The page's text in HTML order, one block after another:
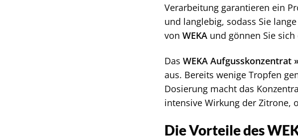
Verarbeitung garantieren ein
und langlebig, sodass Sie
vonWEKA und gönnen Sie
DasWEKA Aufgusskonzentrat
aus. Bereits wenige Tropfen
Dosierung macht das
intensive Wirkung der Zitrone,
Die Vorteile des